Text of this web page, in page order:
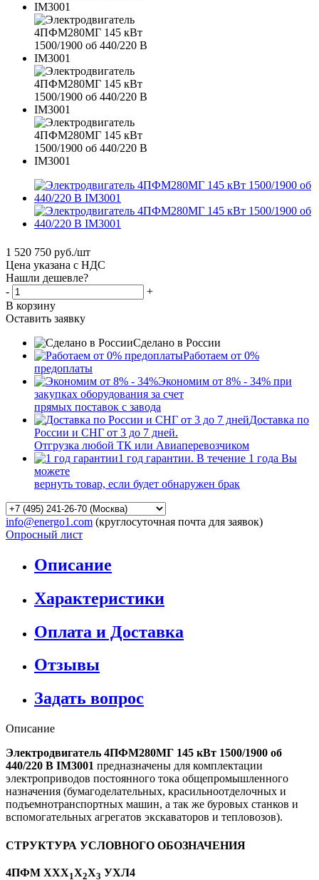
1 520 750 руб./шт
Цена указана с НДС
Нашли дешевле?
-
+
В корзину
Оставить заявку
Сделано в России
Работаем от 0%
предоплаты
Экономим от 8% - 34% при
закупках оборудования за счет
прямых поставок с завода
Доставка по
России и СНГ от 3 до 7 дней.
Отгрузка любой ТК или Авиаперевозчиком
1 год гарантии. В течение 1 года Вы
можете
вернуть товар, если будет обнаружен брак
info@energo1.com (круглосуточная почта для заявок)
Опросный лист
Описание
Характеристики
Оплата и Доставка
Отзывы
Задать вопрос
Описание
Электродвигатель 4ПФМ280МГ 145 кВт 1500/1900 об
440/220 В IM3001 предназначены для комплектации
электроприводов постоянного тока общепромышленного
назначения (бумагоделательных, красильноотделочных и
подъемнотранспортных машин, а так же буровых станков и
вспомогательных агрегатов экскаваторов и тепловозов).
СТРУКТУРА УСЛОВНОГО ОБОЗНАЧЕНИЯ
4ПФМ ХХХ1Х2Х3 УХЛ4